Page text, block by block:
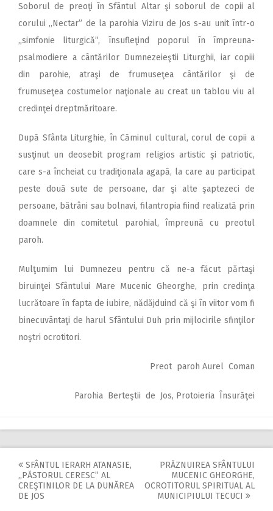
Soborul de preoţi în Sfântul Altar şi soborul de copii al
corului „Nectar” de la parohia Viziru de Jos s-au unit într-o
„simfonie liturgică”, însufleţind poporul în împreuna-
psalmodiere a cântărilor Dumnezeieştii Liturghii, iar copiii
din parohie, atraşi de frumuseţea cântărilor şi de
frumuseţea costumelor naţionale au creat un tablou viu al
credinţei dreptmăritoare.
După Sfânta Liturghie, în Căminul cultural, corul de copii a
susţinut un deosebit program religios artistic şi patriotic,
care s-a încheiat cu tradiţionala agapă, la care au participat
peste două sute de persoane, dar şi alte şaptezeci de
persoane, bătrâni sau bolnavi, filantropia fiind realizată prin
doamnele din comitetul parohial, împreună cu preotul
paroh.
Mulţumim lui Dumnezeu pentru că ne-a făcut părtaşi
biruinţei Sfântului Mare Mucenic Gheorghe, prin credinţa
lucrătoare în fapta de iubire, nădăjduind că şi în viitor vom fi
binecuvântaţi de harul Sfântului Duh prin mijlocirile sfinţilor
noştri ocrotitori.
Preot paroh Aurel Coman
Parohia Berteştii de Jos, Protoieria Însurăţei
Post
navigation
SFÂNTUL IERARH ATANASIE,
,,PĂSTORUL CERESC” AL
CREŞTINILOR DE LA DUNĂREA
DE JOS
PRĂZNUIREA SFÂNTULUI
MUCENIC GHEORGHE,
OCROTITORUL SPIRITUAL AL
MUNICIPIULUI TECUCI